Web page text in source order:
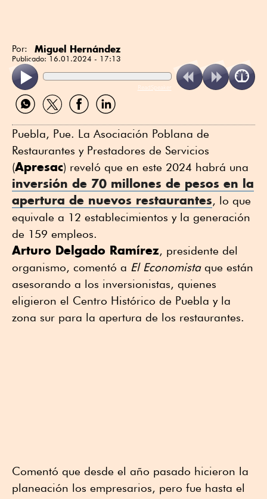
Por: Miguel Hernández
Publicado: 16.01.2024 - 17:13
ReadSpeaker
Compartir
por
Compartir
por
Compartir
por
Compartir
por
Puebla, Pue. La Asociación Poblana de
Restaurantes y Prestadores de Servicios
(Apresac) reveló que en este 2024 habrá una
inversión de 70 millones de pesos en la
apertura de nuevos restaurantes, lo que
equivale a 12 establecimientos y la generación
de 159 empleos.
Arturo Delgado Ramírez, presidente del
organismo, comentó a El Economistaque están
asesorando a los inversionistas, quienes
eligieron el Centro Histórico de Puebla y la
zona sur para la apertura de los restaurantes.
Comentó que desde el año pasado hicieron la
planeación los empresarios, pero fue hasta el